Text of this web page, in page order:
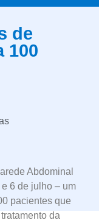
de
100
Abdominal
6 de julho – um
pacientes que
da